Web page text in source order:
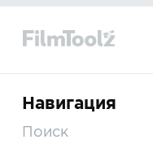
Навигация
Поиск